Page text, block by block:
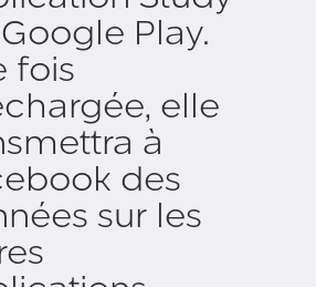
Play.
fois
elle
à
des
sur les